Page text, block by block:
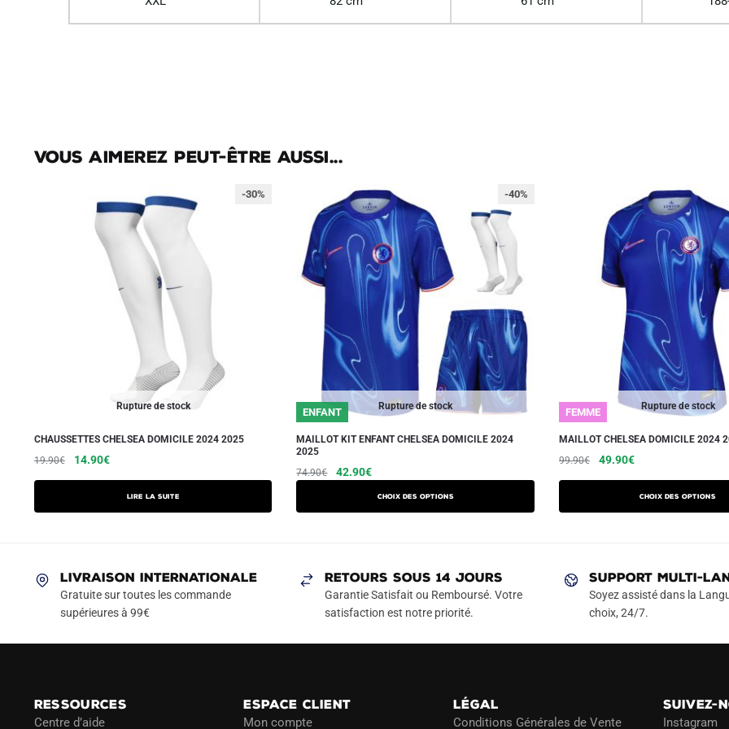
Vous aimerez peut-être aussi...
Rupture de stock
-30%
CHAUSSETTES CHELSEA DOMICILE 2024 2025
19.90€
Le
était :
14.90€Le
actuel
est :
Lire la suite
Rupture de stock
ENFANT
-40%
MAILLOT KIT ENFANT CHELSEA DOMICILE 2024
2025
74.90€
Le
42.90€Le
Choix des options
Ce
produit
a
Les
options
peuvent
Rupture de stock
FEMME
MAILLOT CHELSEA DOMICILE 2024
99.90€
Le
était :
49.90€Le
actuel
est :
Choix des options
Ce
produit
a
options
peuvent
être
choisies
LIVRAISON INTERNATIONALE
Gratuite sur toutes les commande
supérieures à 99€
RETOURS SOUS 14 JOURS
Garantie Satisfait ou Remboursé. Votre
satisfaction est notre priorité.
SUPPORT MULTI-
Soyez assisté dans la
choix, 24/7.
RESSOURCES
Centre d’aide
ESPACE CLIENT
Mon compte
LÉGAL
Conditions Générales de Vente
SUIVEZ-
Instagram